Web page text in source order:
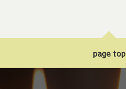
page top